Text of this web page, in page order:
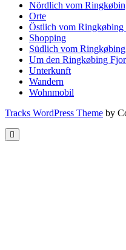
Nördlich vom
Orte
Östlich vom Ringkøbing
Shopping
Südlich vom
Um den Ringkøbing
Unterkunft
Wandern
Wohnmobil
Tracks WordPress Theme by